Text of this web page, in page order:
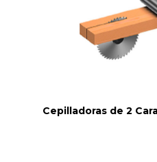
Cepilladoras de 2